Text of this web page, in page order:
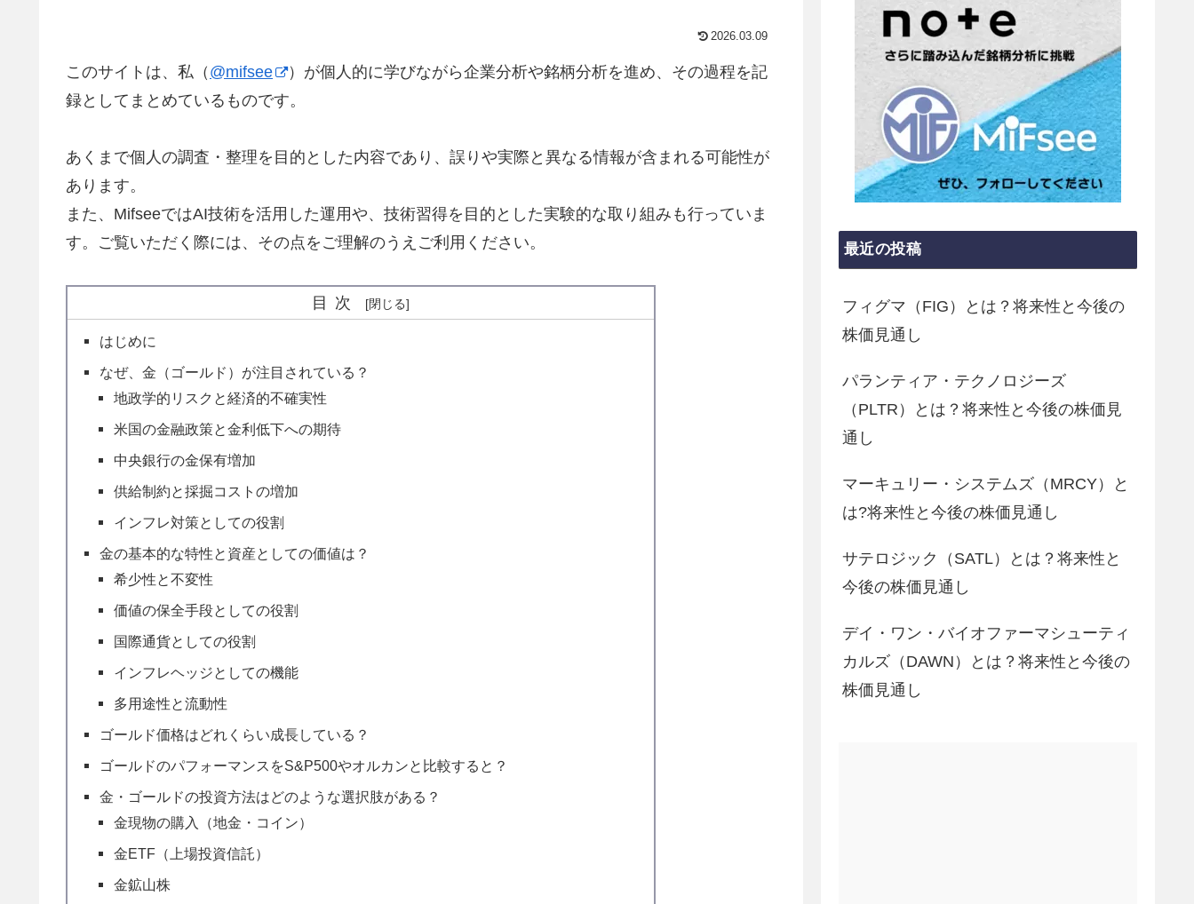
2026.03.09
このサイトは、私（ @mifsee
）が個人的に学びながら企業分析や銘柄分析を進め、その過程を記
録としてまとめているものです。
あくまで個人の調査・整理を目的とした内容であり、誤りや実際と異なる情報が含まれる可能性が
あります。
また、MifseeではAI技術を活用した運用や、技術習得を目的とした実験的な取り組みも行っていま
す。ご覧いただく際には、その点をご理解のうえご利用ください。
目次
はじめに
なぜ、金（ゴールド）が注目されている？
地政学的リスクと経済的不確実性
米国の金融政策と金利低下への期待
中央銀行の金保有増加
供給制約と採掘コストの増加
インフレ対策としての役割
金の基本的な特性と資産としての価値は？
希少性と不変性
価値の保全手段としての役割
国際通貨としての役割
インフレヘッジとしての機能
多用途性と流動性
ゴールド価格はどれくらい成長している？
ゴールドのパフォーマンスをS&P500やオルカンと比較すると？
金・ゴールドの投資方法はどのような選択肢がある？
金現物の購入（地金・コイン）
金ETF（上場投資信託）
金鉱山株
最近の投稿
フィグマ（FIG）とは？将来性と今後の
株価見通し
パランティア・テクノロジーズ
（PLTR）とは？将来性と今後の株価見
通し
マーキュリー・システムズ（MRCY）と
は?将来性と今後の株価見通し
サテロジック（SATL）とは？将来性と
今後の株価見通し
デイ・ワン・バイオファーマシューティ
カルズ（DAWN）とは？将来性と今後の
株価見通し